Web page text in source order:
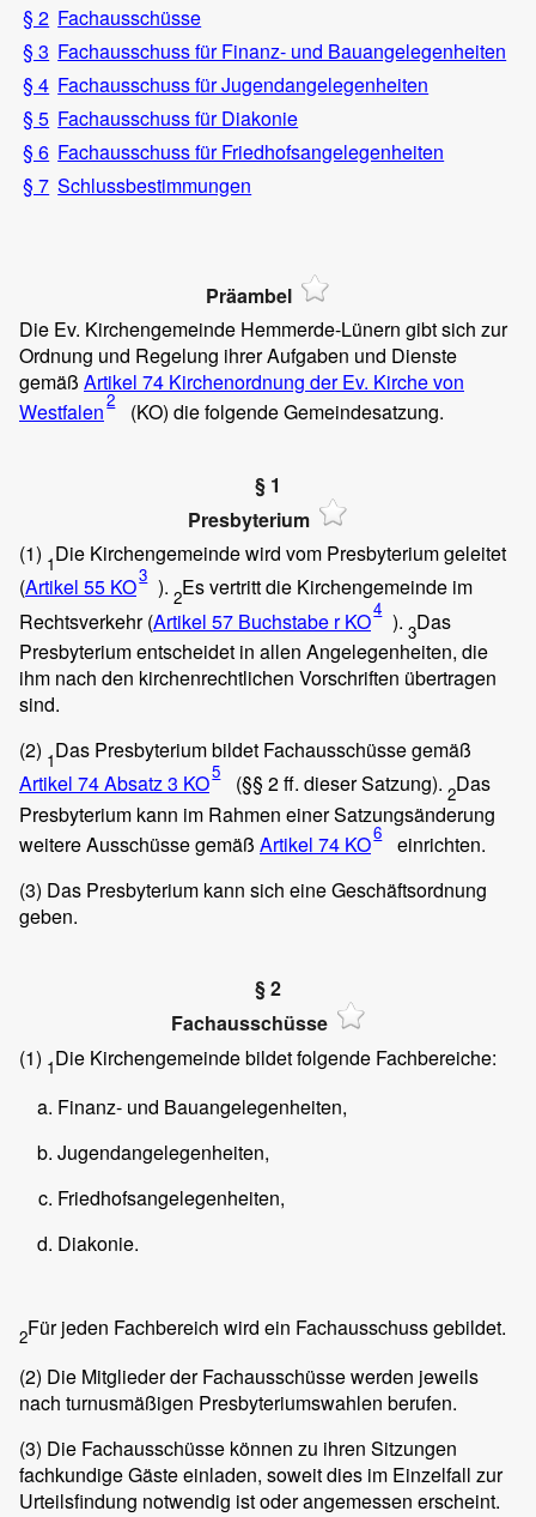
§ 2 Fachausschüsse
§ 3 Fachausschuss für Finanz- und Bauangelegenheiten
§ 4 Fachausschuss für Jugendangelegenheiten
§ 5 Fachausschuss für Diakonie
§ 6 Fachausschuss für Friedhofsangelegenheiten
§ 7 Schlussbestimmungen
Präambel
Die Ev. Kirchengemeinde Hemmerde-Lünern gibt sich zur
Ordnung und Regelung ihrer Aufgaben und Dienste
gemäß Artikel 74 Kirchenordnung der Ev. Kirche von
Westfalen2 (KO) die folgende Gemeindesatzung.
§ 1
Presbyterium
(1) 1Die Kirchengemeinde wird vom Presbyterium geleitet
(Artikel 55 KO3 ). 2Es vertritt die Kirchengemeinde im
Rechtsverkehr (Artikel 57 Buchstabe r KO4 ). 3Das
Presbyterium entscheidet in allen Angelegenheiten, die
ihm nach den kirchenrechtlichen Vorschriften übertragen
sind.
(2) 1Das Presbyterium bildet Fachausschüsse gemäß
Artikel 74 Absatz 3 KO5 (§§ 2 ff. dieser Satzung).2Das
Presbyterium kann im Rahmen einer Satzungsänderung
weitere Ausschüsse gemäß Artikel 74 KO6
einrichten.
(3) Das Presbyterium kann sich eine Geschäftsordnung
geben.
§ 2
Fachausschüsse
(1) 1Die Kirchengemeinde bildet folgende Fachbereiche:
Finanz- und Bauangelegenheiten,
Jugendangelegenheiten,
Friedhofsangelegenheiten,
Diakonie.
2Für jeden Fachbereich wird ein Fachausschuss gebildet.
(2) Die Mitglieder der Fachausschüsse werden jeweils
nach turnusmäßigen Presbyteriumswahlen berufen.
(3) Die Fachausschüsse können zu ihren Sitzungen
fachkundige Gäste einladen, soweit dies im Einzelfall zur
Urteilsfindung notwendig ist oder angemessen erscheint.